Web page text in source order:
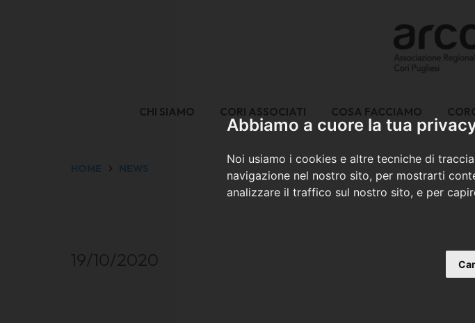
Abbiamo a cuore la tua
Noi usiamo i cookies e altre tecniche di
navigazione nel nostro sito, per mostrarti
analizzare il traffico sul nostro sito, e per
CHI SIAMO CORI ASSOCIATI COSA FACCIAMO
HOME NEWS
19/10/2020